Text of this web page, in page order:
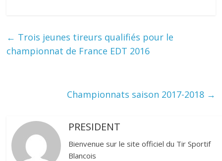
← Trois jeunes tireurs qualifiés pour le
championnat de France EDT 2016
Championnats saison 2017-2018 →
PRESIDENT
Bienvenue sur le site officiel du Tir Sportif
Blancois